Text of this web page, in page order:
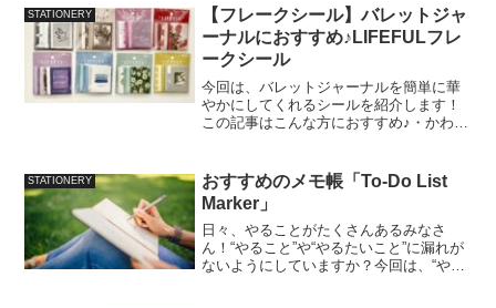
てみた感じを紹介します！
(function(b,c,f,g,...
STATIONERY
【フレークシール】バレットジャ
ーナルにおすすめ♪LIFEFULフレ
ークシール
今回は、バレットジャーナルを簡単に華
やかにしてくれるシールを紹介します！
この記事はこんな方におすすめ♪・かわい
描けない・簡単にかわいくしたい・時短
で様々なノートをデコレ...
STATIONERY
おすすめのメモ帳「To-Do List
Marker」
日々、やることがたくさんあるみなさ
ん！“やること”や“やるたいこと”に漏れが
ないようにしていますか？今回は、“やる